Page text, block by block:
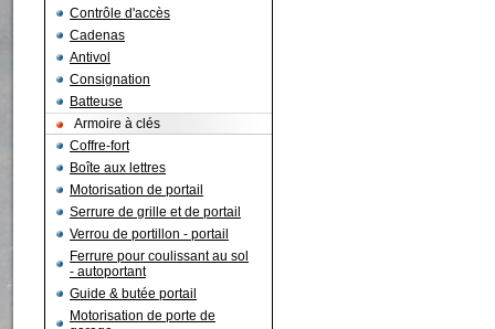
Contrôle d'accès
Cadenas
Antivol
Consignation
Batteuse
Armoire à clés
Coffre-fort
Boîte aux lettres
Motorisation de portail
Serrure de grille et de portail
Verrou de portillon - portail
Ferrure pour coulissant au sol
- autoportant
Guide & butée portail
Motorisation de porte de